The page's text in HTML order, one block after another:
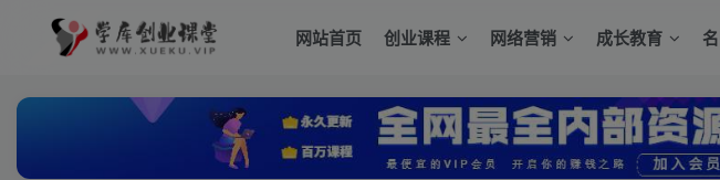
网站首页 创业课程 网络营销 成长教育